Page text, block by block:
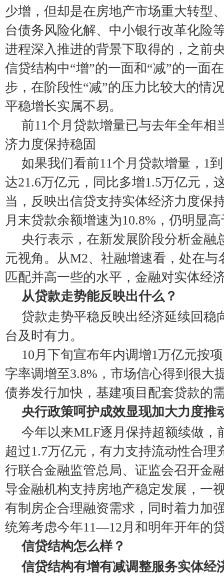
少增，但却是在房地产市场重大转型
台债务风险化解、中小银行改革化险
进程深入推进的背景下取得的，之前
信贷结构中“增”的一面和“减”的一面
步，在阶段性“减”的压力比较大的情
平稳增长实属不易。
前11个月贷款增量已与去年全年相
济力度保持稳固
如果我们看前11个月贷款增量，1
达21.6万亿元，同比多增1.5万亿元，
当，反映出信贷支持实体经济力度保
月末贷款余额增速为10.8%，仍明显
央行表示，在新发展阶段分析金融
元视角。从M2、社融增速看，处在与
匹配并高一些的水平，金融对实体经
从贷款走势能反映出什么？
贷款走势平稳反映出经济延续回稳
台及时有力。
10月下旬宣布年内调增1万亿元按
字率调增至3.8%，市场信心得到很大
债券发行加快，基建项目配套贷款的
央行政策呵护成效显现加大力度推
今年以来MLF逐月保持超额续做，
超过1.7万亿元，有力支持流动性合理
行联合金融监管总局、证监会召开金
导金融机构支持房地产稳定发展，一
有制房企合理融资需求，同时着力加
统筹考虑今年11—12月和明年开年的
信贷结构怎么样？
信贷结构有增有减调整服务实体经